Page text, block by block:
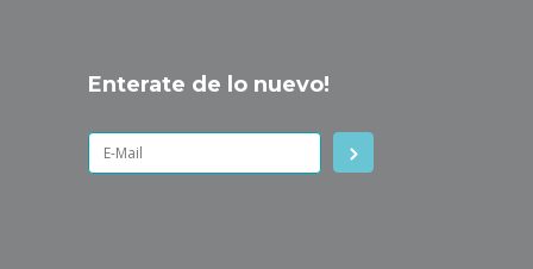
Enterate de lo nuevo!